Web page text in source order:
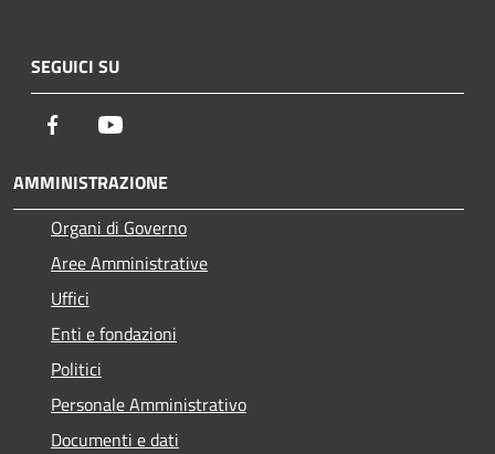
SEGUICI SU
Facebook
AMMINISTRAZIONE
Organi di Governo
Aree Amministrative
Uffici
Enti e fondazioni
Politici
Personale Amministrativo
Documenti e dati